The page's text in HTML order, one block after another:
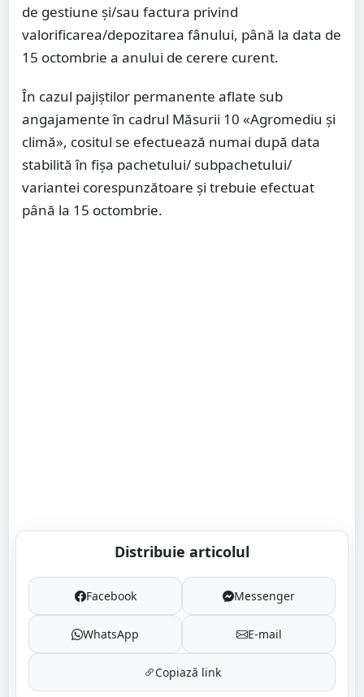
de gestiune şi/sau factura privind
valorificarea/depozitarea fânului, până la data de
15 octombrie a anului de cerere curent.
În cazul pajiştilor permanente aflate sub
angajamente în cadrul Măsurii 10 «Agromediu şi
climă», cositul se efectuează numai după data
stabilită în fişa pachetului/ subpachetului/
variantei corespunzătoare şi trebuie efectuat
până la 15 octombrie.
Distribuie articolul
Facebook Messenger
WhatsApp E-mail
Copiază link